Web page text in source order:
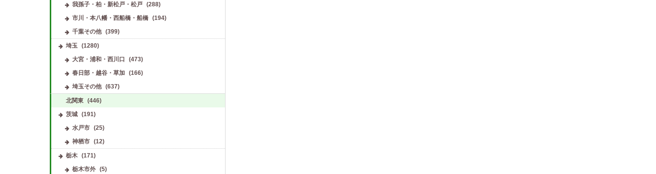
我孫子・柏・新松戸・松戸
(288)
市川・本八幡・西船橋・船橋
(194)
千葉その他
(399)
埼玉
(1280)
大宮・浦和・西川口
(473)
春日部・越谷・草加
(166)
埼玉その他
(637)
北関東 (446)
茨城 (191)
水戸市
(25)
神栖市
(12)
栃木 (171)
栃木市外
(5)